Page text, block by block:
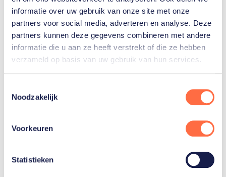
informatie over uw gebruik van onze site met onze
partners voor social media, adverteren en analyse. Deze
partners kunnen deze gegevens combineren met andere
informatie die u aan ze heeft verstrekt of die ze hebben
verzameld op basis van uw gebruik van hun services.
Noodzakelijk
Voorkeuren
Statistieken
bekijken.
Rabobank is trotse
TeamNL Sport Experience.